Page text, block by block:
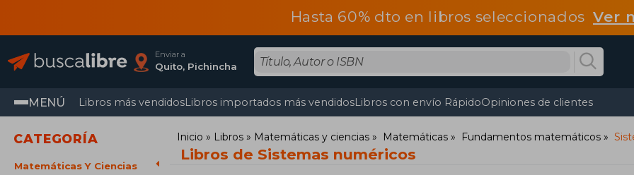
Hasta 60% dto en libros seleccionadosVer
Enviar a
Quito, Pichincha
MENÚ Libros más vendidosLibros importados más vendidosLibros con envío RápidoOpiniones de clientes
CATEGORÍA
Matemáticas Y Ciencias
Inicio Libros Matemáticas y ciencias Matemáticas Fundamentos matemáticos
Libros de Sistemas numéricos